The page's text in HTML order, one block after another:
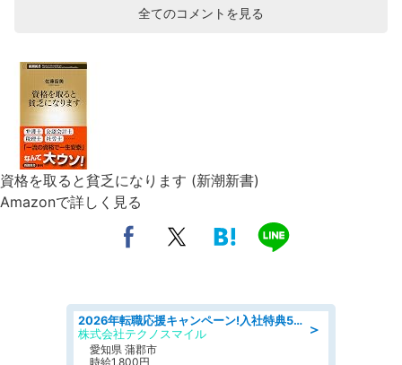
全てのコメントを見る
資格を取ると貧乏になります (新潮新書)
Amazonで詳しく見る
＞
2026年転職応援キャンペーン!入社特典58万円/デンソーで働こう!自動車工場で小型部品の検査業務 denso aichi
株式会社テクノスマイル
愛知県 蒲郡市
時給1,800円